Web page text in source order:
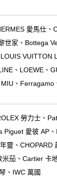
愛馬仕、
世家、Bottega
VUITTON
、LOEWE、
、Ferragamo
勞力士、
Piguet 愛彼 AP 、
靈、 CHOPARD
米茄、 Cartier 卡
、 IWC 萬國